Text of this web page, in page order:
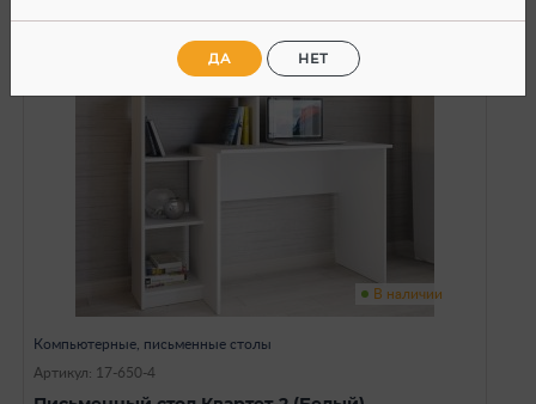
В наличии
Компьютерные, письменные столы
Артикул: 17-650-4
ДА НЕТ